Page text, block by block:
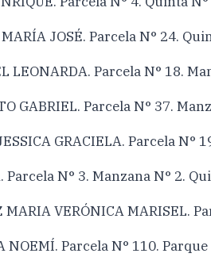
JOSÉ. Parcela N° 24.
LEONARDA. Parcela N° 18.
GABRIEL. Parcela N° 37.
GRACIELA. Parcela N°
Parcela N° 3. Manzana N° 2.
MARIA VERÓNICA MARISEL.
NOEMÍ. Parcela N° 110.